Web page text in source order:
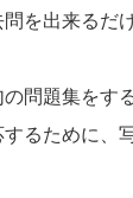
を出来るだ
問題集をす
るために、